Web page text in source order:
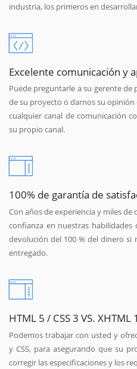
industria, los primeros en
Excelente comunicación y
Puede preguntarle a su gerente
de su proyecto o darnos su
cualquier canal de comunicación
su propio canal.
100% de garantía de
Con años de experiencia y miles
confianza en nuestras
devolución del 100 % del dinero si
entregado.
HTML 5 / CSS 3 VS. XHTML
Podemos trabajar con usted y
y CSS, para asegurando que su
corregir las especificaciones y los